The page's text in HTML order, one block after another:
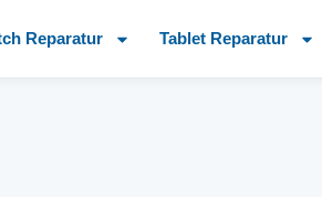
Reparatur Tablet Reparatur